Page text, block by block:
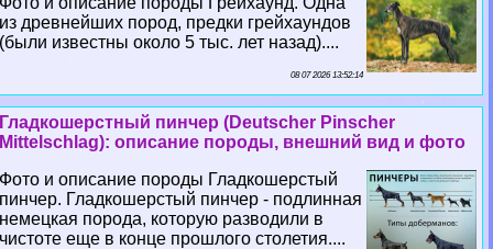
из древнейших пород, предки грейхаундов
(были известны около 5 тыс. лет назад)....
08 07 2026 13:52:14
Гладкошерстный пинчер (Deutscher Pinscher
Mittelschlag): описание породы, внешний вид и фото
Фото и описание породы Гладкошерстый
пинчер. Гладкошерстый пинчер - подлинная
немецкая порода, которую разводили в
чистоте еще в конце прошлого столетия....